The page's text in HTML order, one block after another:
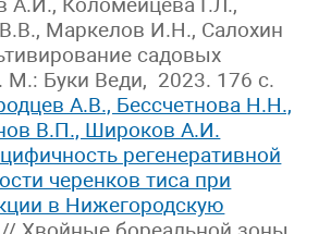
А.И., Коломейцева Г.Л.,
Маркелов И.Н., Салохин
садовых
М.: Буки Веди, 2023. 176 с.
А.В., Бессчетнова Н.Н.,
В.П., Широков А.И.
регенеративной
черенков тиса при
в Нижегородскую